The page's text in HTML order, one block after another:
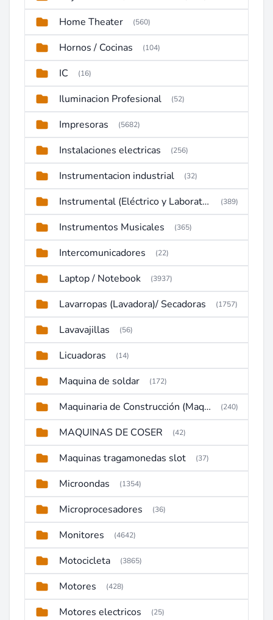
Home Theater (560)
Hornos / Cocinas (104)
IC (16)
Iluminacion Profesional (52)
Impresoras (5682)
Instalaciones electricas (256)
Instrumentacion industrial (32)
Instrumental (Eléctrico y Laboratorio) (389)
Instrumentos Musicales (365)
Intercomunicadores (22)
Laptop / Notebook (3937)
Lavarropas (Lavadora)/ Secadoras (1757)
Lavavajillas (56)
Licuadoras (14)
Maquina de soldar (172)
Maquinaria de Construcción (Maquinaria Pesada) (240)
MAQUINAS DE COSER (42)
Maquinas tragamonedas slot (37)
Microondas (1354)
Microprocesadores (36)
Monitores (4642)
Motocicleta (3865)
Motores (428)
Motores electricos (25)